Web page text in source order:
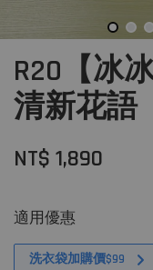
R20【冰
清新花語
NT$ 1,890
適用優惠
洗衣袋加購價$99